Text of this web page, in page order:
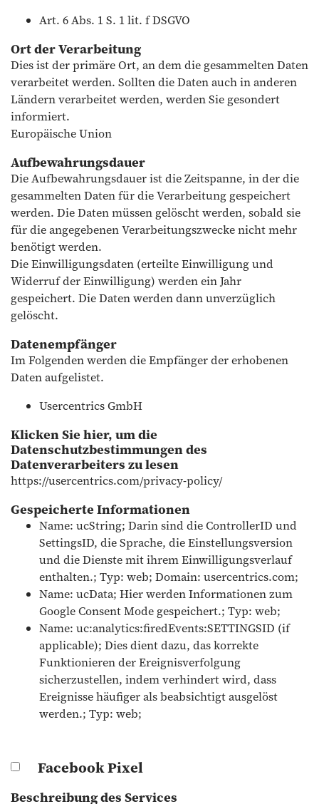
Art. 6 Abs. 1 S. 1 lit. f DSGVO
Ort der Verarbeitung
Dies ist der primäre Ort, an dem die gesammelten Daten
verarbeitet werden. Sollten die Daten auch in anderen
Ländern verarbeitet werden, werden Sie gesondert
informiert.
Europäische Union
Aufbewahrungsdauer
Die Aufbewahrungsdauer ist die Zeitspanne, in der die
gesammelten Daten für die Verarbeitung gespeichert
werden. Die Daten müssen gelöscht werden, sobald sie
für die angegebenen Verarbeitungszwecke nicht mehr
benötigt werden.
Die Einwilligungsdaten (erteilte Einwilligung und
Widerruf der Einwilligung) werden ein Jahr
gespeichert. Die Daten werden dann unverzüglich
gelöscht.
Datenempfänger
Im Folgenden werden die Empfänger der erhobenen
Daten aufgelistet.
Usercentrics GmbH
Klicken Sie hier, um die
Datenschutzbestimmungen des
Datenverarbeiters zu lesen
https://usercentrics.com/privacy-policy/
Gespeicherte Informationen
Name: ucString; Darin sind die ControllerID und
SettingsID, die Sprache, die Einstellungsversion
und die Dienste mit ihrem Einwilligungsverlauf
enthalten.; Typ: web; Domain: usercentrics.com;
Name: ucData; Hier werden Informationen zum
Google Consent Mode gespeichert.; Typ: web;
Name: uc:analytics:firedEvents:SETTINGSID (if
applicable); Dies dient dazu, das korrekte
Funktionieren der Ereignisverfolgung
sicherzustellen, indem verhindert wird, dass
Ereignisse häufiger als beabsichtigt ausgelöst
werden.; Typ: web;
Facebook Pixel
Beschreibung des Services